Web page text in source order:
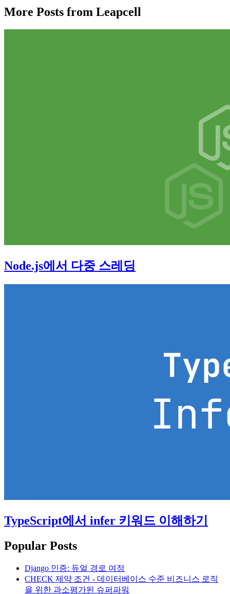
More Posts from Leapcell
Node.js에서 다중 스레딩
TypeScript에서 infer 키워드 이해하기
Popular Posts
Django 인증: 듀얼 경로 여정
CHECK 제약 조건 - 데이터베이스 수준 비즈니스 로직
을 위한 과소평가된 슈퍼파워